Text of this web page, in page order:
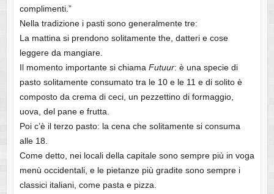
complimenti.”
Nella tradizione i pasti sono generalmente tre:
La mattina si prendono solitamente the, datteri e cose
leggere da mangiare.
Il momento importante si chiama Futuur: è una specie di
pasto solitamente consumato tra le 10 e le 11 e di solito è
composto da crema di ceci, un pezzettino di formaggio,
uova, del pane e frutta.
Poi c’è il terzo pasto: la cena che solitamente si consuma
alle 18.
Come detto, nei locali della capitale sono sempre più in voga
menù occidentali, e le pietanze più gradite sono sempre i
classici italiani, come pasta e pizza.